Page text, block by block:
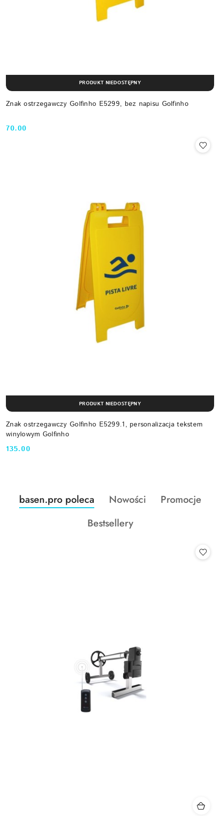
Znak ostrzegawczy Golfinho E5299, bez napisu Golfinho
Cena:
70.00
PRODUKT NIEDOSTĘPNY
Znak ostrzegawczy Golfinho E5299.1, personalizacja tekstem
winylowym Golfinho
Cena:
135.00
PRODUKT NIEDOSTĘPNY
Pomiń karuzelę produktów
Produkty
o
basen.pro poleca
Produkty
statusie:
Nowości
Produkty
Promocje
Produkty
Bestsellery